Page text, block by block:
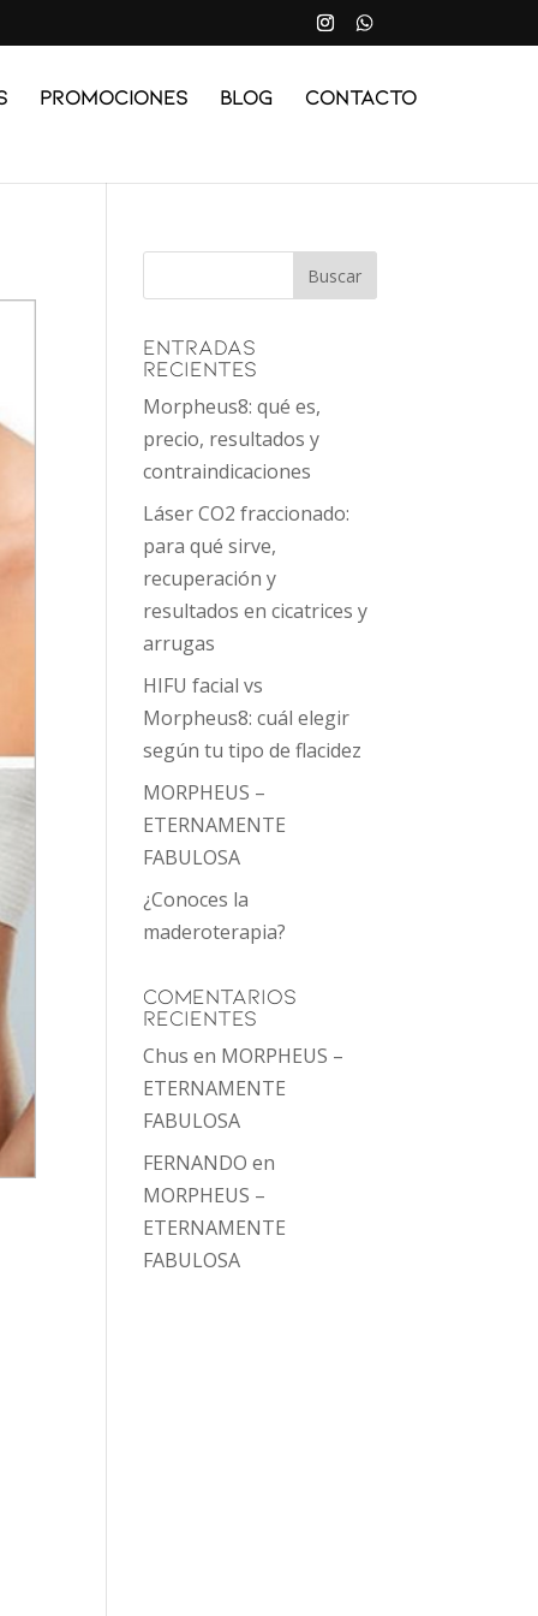
Promociones Blog Contacto
Entradas
recientes
Morpheus8: qué es,
precio, resultados y
contraindicaciones
Láser CO2 fraccionado:
para qué sirve,
recuperación y
resultados en cicatrices y
arrugas
HIFU facial vs
Morpheus8: cuál elegir
según tu tipo de flacidez
MORPHEUS –
ETERNAMENTE
FABULOSA
¿Conoces la
maderoterapia?
Comentarios
recientes
Chus en MORPHEUS –
ETERNAMENTE
FABULOSA
FERNANDO en
MORPHEUS –
ETERNAMENTE
FABULOSA